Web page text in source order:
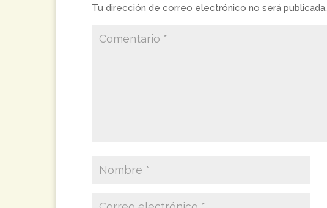
Tu dirección de correo electrónico no será publicada.